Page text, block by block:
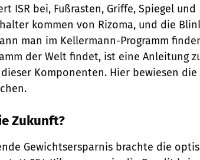
ISR bei, Fußrasten, Griffe, Spiegel und
kommen von Rizoma, und die
man im Kellermann-Programm
der Welt ­findet, ist eine Anleitung
Komponenten. Hier bewiesen
Zukunft?
Gewichtsersparnis brachte die